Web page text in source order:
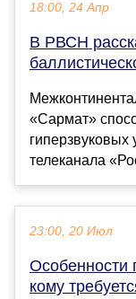
18:00, 24 Апр
В РВСН
«Сармат»
телеканала
23:00, 20 Июл
Особенности
кому